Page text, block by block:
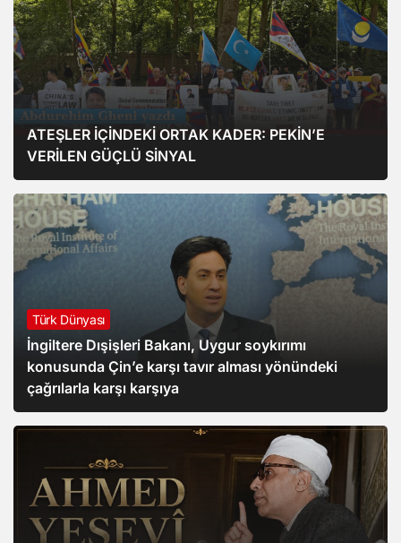
ATEŞLER İÇİNDEKİ ORTAK KADER: PEKİN’E
VERİLEN GÜÇLÜ SİNYAL
Türk Dünyası
İngiltere Dışişleri Bakanı, Uygur soykırımı
konusunda Çin’e karşı tavır alması yönündeki
çağrılarla karşı karşıya